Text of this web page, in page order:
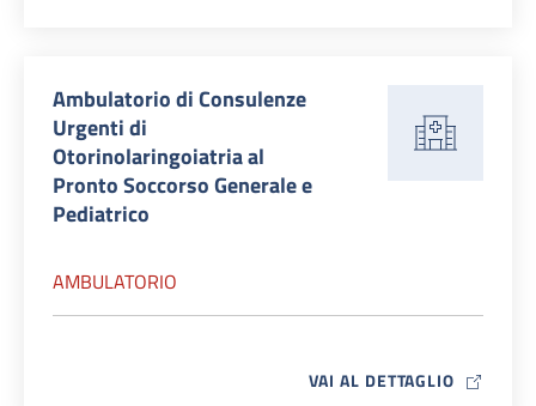
Ambulatorio di Consulenze
Urgenti di
Otorinolaringoiatria al
Pronto Soccorso Generale e
Pediatrico
AMBULATORIO
VAI AL DETTAGLIO MAP ICON